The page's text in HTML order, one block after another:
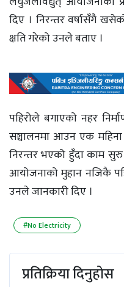
दिए । निरन्तर वर्षासँगै
क्षति गरेको उनले बताए ।
पहिरोले बगाएको नहर
सञ्चालनमा आउन एक महिना
निरन्तर भएको हुँदा काम
आयोजनाको मुहान नजिकै
उनले जानकारी दिए ।
#No Electricity
प्रतिक्रिया दिनुहोस